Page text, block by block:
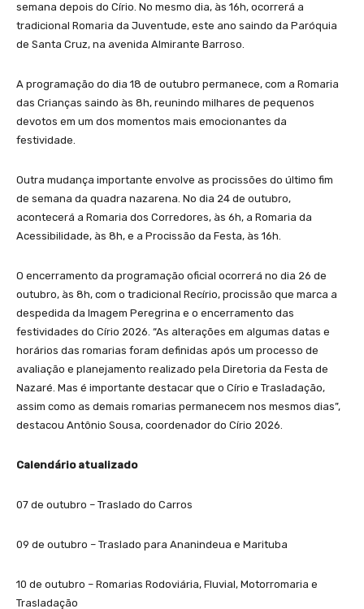
semana depois do Círio. No mesmo dia, às 16h, ocorrerá a
tradicional Romaria da Juventude, este ano saindo da Paróquia
de Santa Cruz, na avenida Almirante Barroso.
A programação do dia 18 de outubro permanece, com a Romaria
das Crianças saindo às 8h, reunindo milhares de pequenos
devotos em um dos momentos mais emocionantes da
festividade.
Outra mudança importante envolve as procissões do último fim
de semana da quadra nazarena. No dia 24 de outubro,
acontecerá a Romaria dos Corredores, às 6h, a Romaria da
Acessibilidade, às 8h, e a Procissão da Festa, às 16h.
O encerramento da programação oficial ocorrerá no dia 26 de
outubro, às 8h, com o tradicional Recírio, procissão que marca a
despedida da Imagem Peregrina e o encerramento das
festividades do Círio 2026. “As alterações em algumas datas e
horários das romarias foram definidas após um processo de
avaliação e planejamento realizado pela Diretoria da Festa de
Nazaré. Mas é importante destacar que o Círio e Trasladação,
assim como as demais romarias permanecem nos mesmos dias”,
destacou Antônio Sousa, coordenador do Círio 2026.
Calendário atualizado
07 de outubro – Traslado do Carros
09 de outubro – Traslado para Ananindeua e Marituba
10 de outubro – Romarias Rodoviária, Fluvial, Motorromaria e
Trasladação